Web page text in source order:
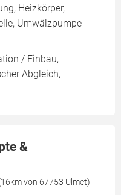
Heizkörper,
Umwälzpumpe
/ Einbau,
Abgleich,
&
von 67753 Ulmet)